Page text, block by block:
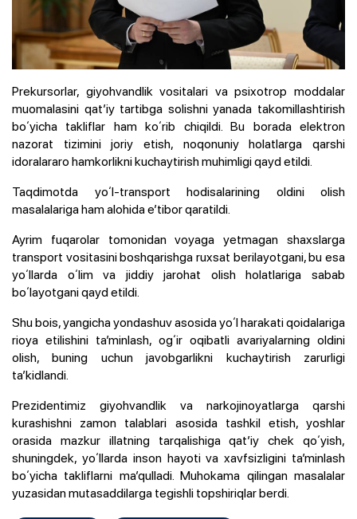
Prekursorlar, giyohvandlik vositalari va psixotrop moddalar
muomalasini qatʼiy tartibga solishni yanada takomillashtirish
boʻyicha takliflar ham koʻrib chiqildi. Bu borada elektron
nazorat tizimini joriy etish, noqonuniy holatlarga qarshi
idoralararo hamkorlikni kuchaytirish muhimligi qayd etildi.
Taqdimotda yoʻl-transport hodisalarining oldini olish
masalalariga ham alohida eʼtibor qaratildi.
Ayrim fuqarolar tomonidan voyaga yetmagan shaxslarga
transport vositasini boshqarishga ruxsat berilayotgani, bu esa
yoʻllarda oʻlim va jiddiy jarohat olish holatlariga sabab
boʻlayotgani qayd etildi.
Shu bois, yangicha yondashuv asosida yoʻl harakati qoidalariga
rioya etilishini taʼminlash, ogʻir oqibatli avariyalarning oldini
olish, buning uchun javobgarlikni kuchaytirish zarurligi
taʼkidlandi.
Prezidentimiz giyohvandlik va narkojinoyatlarga qarshi
kurashishni zamon talablari asosida tashkil etish, yoshlar
orasida mazkur illatning tarqalishiga qatʼiy chek qoʻyish,
shuningdek, yoʻllarda inson hayoti va xavfsizligini taʼminlash
boʻyicha takliflarni maʼqulladi. Muhokama qilingan masalalar
yuzasidan mutasaddilarga tegishli topshiriqlar berdi.